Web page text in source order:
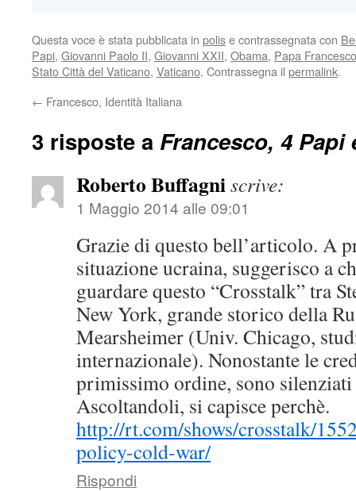
Questa voce è stata pubblicata in polise contrassegnata con
Papi, Giovanni Paolo II, Giovanni XXII, Obama, Papa Francesco
Stato Città del Vaticano, Vaticano. Contrassegna il permalink.
← Francesco, Identità Italiana
3 risposte a Francesco, 4 Papi
Roberto Buffagniscrive:
1 Maggio 2014 alle 09:01
Grazie di questo bell’articolo. A
situazione ucraina, suggerisco a
guardare questo “Crosstalk” tra
New York, grande storico della
Mearsheimer (Univ. Chicago,
internazionale). Nonostante le
primissimo ordine, sono
Ascoltandoli, si capisce perchè.
http://rt.com/shows/crosstalk/
policy-cold-war/
Rispondi